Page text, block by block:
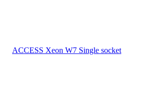
ACCESS Xeon W7 Single socket